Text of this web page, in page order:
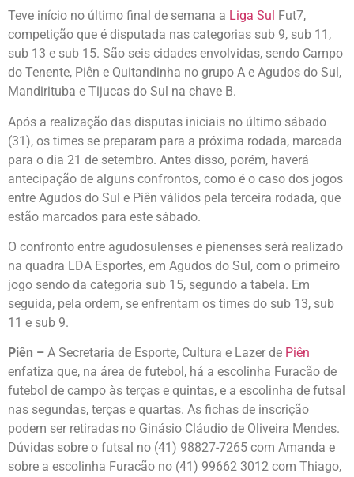
Teve início no último final de semana a Liga Sul
Fut7,
competição que é disputada nas categorias sub 9, sub 11,
sub 13 e sub 15. São seis cidades envolvidas, sendo Campo
do Tenente, Piên e Quitandinha no grupo A e Agudos do Sul,
Mandirituba e Tijucas do Sul na chave B.
Após a realização das disputas iniciais no último sábado
(31), os times se preparam para a próxima rodada, marcada
para o dia 21 de setembro. Antes disso, porém, haverá
antecipação de alguns confrontos, como é o caso dos jogos
entre Agudos do Sul e Piên válidos pela terceira rodada, que
estão marcados para este sábado.
O confronto entre agudosulenses e pienenses será realizado
na quadra LDA Esportes, em Agudos do Sul, com o primeiro
jogo sendo da categoria sub 15, segundo a tabela. Em
seguida, pela ordem, se enfrentam os times do sub 13, sub
11 e sub 9.
Piên – A Secretaria de Esporte, Cultura e Lazer de Piên
enfatiza que, na área de futebol, há a escolinha Furacão de
futebol de campo às terças e quintas, e a escolinha de futsal
nas segundas, terças e quartas. As fichas de inscrição
podem ser retiradas no Ginásio Cláudio de Oliveira Mendes.
Dúvidas sobre o futsal no (41) 98827-7265 com Amanda e
sobre a escolinha Furacão no (41) 99662 3012 com Thiago,